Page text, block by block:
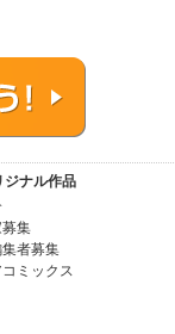
ジナル作品
募集
集者募集
コミックス